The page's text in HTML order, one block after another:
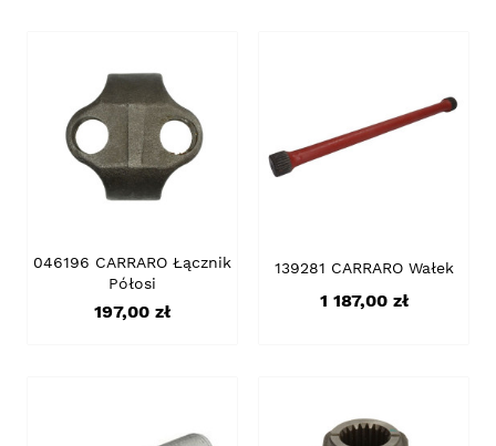
046196 CARRARO Łącznik
Półosi
Cena
197,00 zł
139281 CARRARO Wałek
Cena
1 187,00 zł